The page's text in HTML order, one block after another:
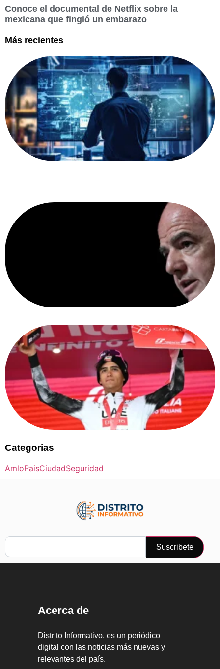
Conoce el documental de Netflix sobre la
mexicana que fingió un embarazo
Más recientes
Categorias
AmloPaisCiudadSeguridad
Suscribete
Acerca de
Distrito Informativo, es un periódico
digital con las noticias más nuevas y
relevantes del país.